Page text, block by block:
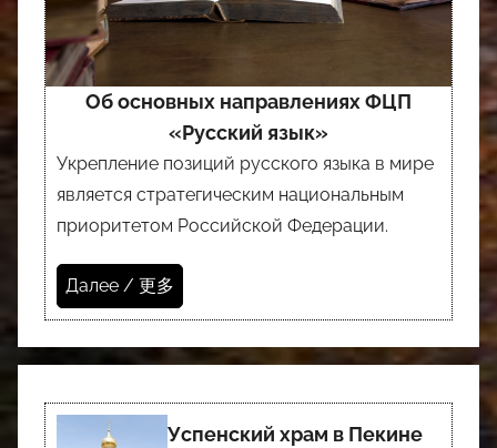
Об основных направлениях ФЦП
«Русский язык»
Укрепление позиций русского языка в мире
является стратегическим национальным
приоритетом Российской Федерации.
Далее / 更多
Успенский храм в Пекине